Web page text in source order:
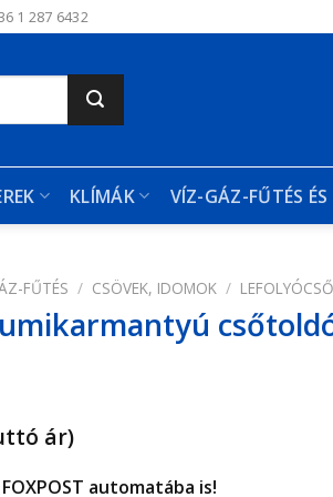
1 287 6432
KLÍMÁK VÍZ-GÁZ-FŰTÉS ÉS
FŰTÉS / CSÖVEK, IDOMOK /
ár)
automatába is!